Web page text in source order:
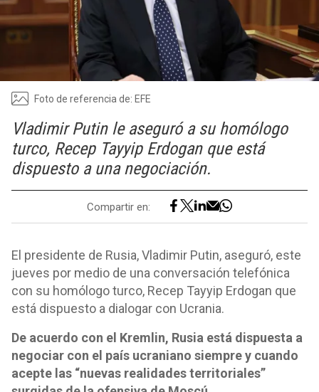
Foto de referencia de: EFE
Vladimir Putin le aseguró a su homólogo
turco, Recep Tayyip Erdogan que está
dispuesto a una negociación.
Compartir en:
El presidente de Rusia, Vladimir Putin, aseguró, este
jueves por medio de una conversación telefónica
con su homólogo turco, Recep Tayyip Erdogan que
está dispuesto a dialogar con Ucrania.
De acuerdo con el Kremlin, Rusia está dispuesta a
negociar con el país ucraniano siempre y cuando
acepte las “nuevas realidades territoriales”